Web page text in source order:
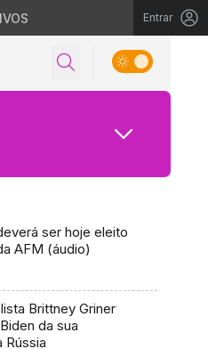
Entrar
ser hoje eleito
AFM (áudio)
Brittney Griner
da sua
Rússia